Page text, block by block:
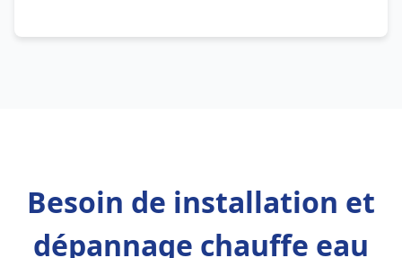
Besoin de installation et
dépannage chauffe eau